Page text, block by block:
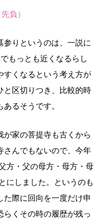
負）
参りというのは、一説に
もっとも近くなるらし
すくなるという考え方が
と区切りつき、比較的時
るそうです。
家の菩提寺も古くから
さんでもないので、今年
方・父の母方・母方・母
にしました。というのも
際に回向を一度だけ申
らくその時の履歴が残っ